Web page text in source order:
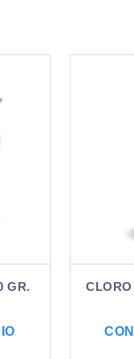
GR.